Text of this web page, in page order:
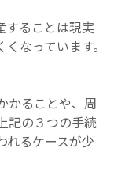
することは現実
なっています。
かることや、周
記の３つの手続
れるケースが少